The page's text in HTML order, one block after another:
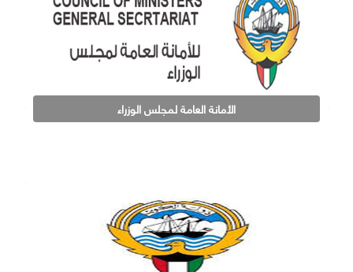
الأمانة العامة لمجلس الوزراء